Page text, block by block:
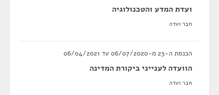
ועדת המדע והטכנולוגיה
חבר ועדה
הכנסת ה-23 מ-06/07/2020 עד 06/04/2021
הוועדה לענייני ביקורת המדינה
חבר ועדה